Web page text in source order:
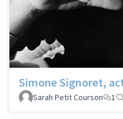
Simone Signoret,
Sarah Petit Courson
1